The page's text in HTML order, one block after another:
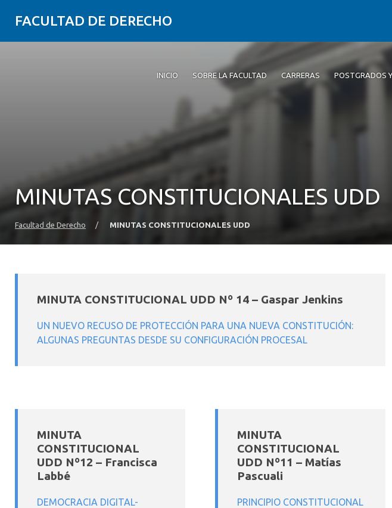
FACULTAD DE DERECHO
INICIO SOBRE LA FACULTAD CARRERAS POSTGRADOS
MINUTAS CONSTITUCIONALES UDD
Facultad de Derecho / MINUTAS CONSTITUCIONALES UDD
MINUTA CONSTITUCIONAL UDD Nº 14 – Gaspar Jenkins
UN NUEVO RECUSO DE PROTECCIÓN PARA UNA NUEVA CONSTITUCIÓN:
ALGUNAS PREGUNTAS DESDE SU CONFIGURACIÓN PROCESAL
MINUTA
CONSTITUCIONAL
UDD Nº12 – Francisca
Labbé
DEMOCRACIA DIGITAL-
MINUTA
CONSTITUCIONAL
UDD Nº11 – Matías
Pascuali
PRINCIPIO CONSTITUCIONAL